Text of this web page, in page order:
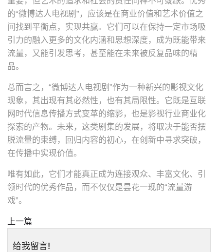
的“微博达人电视剧”，应该是在商业价值和艺术价值之
间找到平衡点，实现共赢。它们可以在保持一定市场吸
引力的融入更多的文化内涵和思想深度，成为既能带来
流量，又能引发思考，甚至能在未来被反复品味的精
品。
总而言之，“微博达人电视剧”作为一种新兴的影视文化
现象，其出现有其必然性，也有其局限性。它既是互联
网时代信息传播方式变革的缩影，也是影视行业商业化
探索的产物。未来，这类剧集的发展，将取决于能否摆
脱流量的束缚，回归内容的初心，在创新中寻求突破，
在传播中实现价值。
唯有如此，它们才能真正成为连接观众、丰富文化、引
领时代的优秀作品，而不仅仅是昙花一现的“流量游
戏”。
上一篇
给我留言!